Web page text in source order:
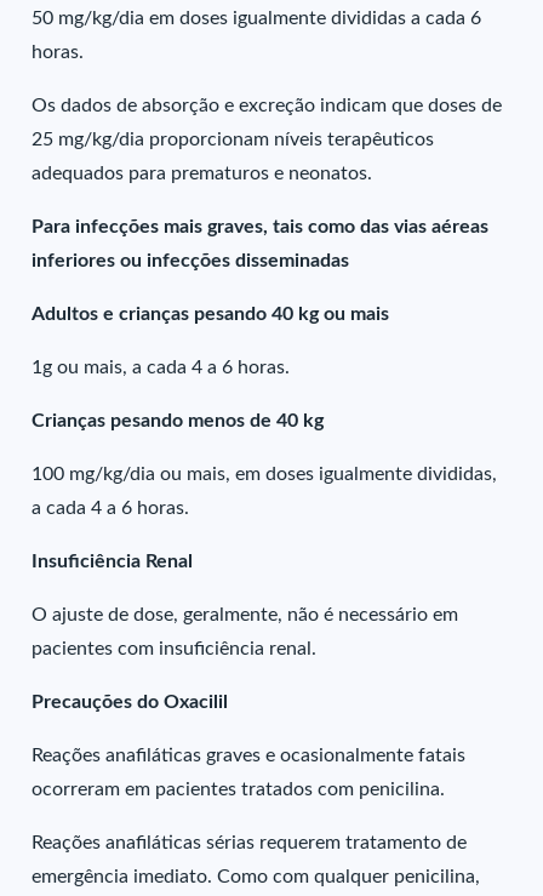
50 mg/kg/dia em doses igualmente divididas a cada 6
horas.
Os dados de absorção e excreção indicam que doses de
25 mg/kg/dia proporcionam níveis terapêuticos
adequados para prematuros e neonatos.
Para infecções mais graves, tais como das vias aéreas
inferiores ou infecções disseminadas
Adultos e crianças pesando 40 kg ou mais
1g ou mais, a cada 4 a 6 horas.
Crianças pesando menos de 40 kg
100 mg/kg/dia ou mais, em doses igualmente divididas,
a cada 4 a 6 horas.
Insuficiência Renal
O ajuste de dose, geralmente, não é necessário em
pacientes com insuficiência renal.
Precauções do Oxacilil
Reações anafiláticas graves e ocasionalmente fatais
ocorreram em pacientes tratados com penicilina.
Reações anafiláticas sérias requerem tratamento de
emergência imediato. Como com qualquer penicilina,